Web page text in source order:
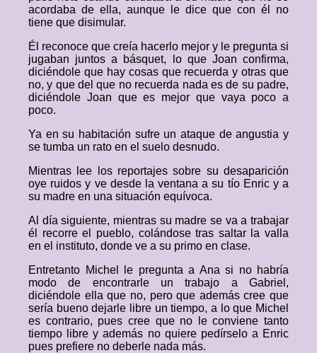
acordaba de ella, aunque le dice que con él no
tiene que disimular.
Él reconoce que creía hacerlo mejor y le pregunta si
jugaban juntos a básquet, lo que Joan confirma,
diciéndole que hay cosas que recuerda y otras que
no, y que del que no recuerda nada es de su padre,
diciéndole Joan que es mejor que vaya poco a
poco.
Ya en su habitación sufre un ataque de angustia y
se tumba un rato en el suelo desnudo.
Mientras lee los reportajes sobre su desaparición
oye ruidos y ve desde la ventana a su tío Enric y a
su madre en una situación equívoca.
Al día siguiente, mientras su madre se va a trabajar
él recorre el pueblo, colándose tras saltar la valla
en el instituto, donde ve a su primo en clase.
Entretanto Michel le pregunta a Ana si no habría
modo de encontrarle un trabajo a Gabriel,
diciéndole ella que no, pero que además cree que
sería bueno dejarle libre un tiempo, a lo que Michel
es contrario, pues cree que no le conviene tanto
tiempo libre y además no quiere pedírselo a Enric
pues prefiere no deberle nada más.